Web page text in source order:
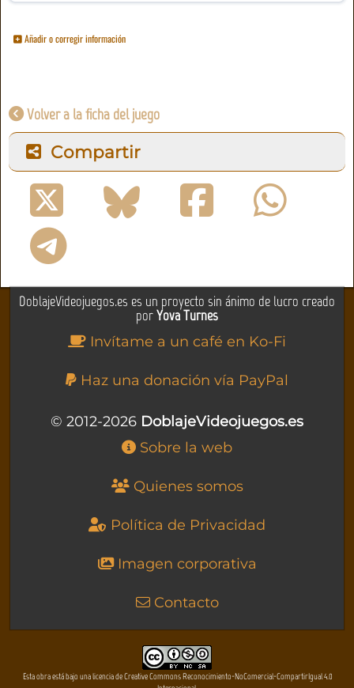
Añadir o corregir información
Volver a la ficha del juego
Compartir
DoblajeVideojuegos.es es un proyecto sin ánimo de lucro creado
porYova Turnes
Invítame a un café en Ko-Fi
Haz una donación vía PayPal
© 2012-2026 DoblajeVideojuegos.es
Sobre la web
Quienes somos
Política de Privacidad
Imagen corporativa
Contacto
Esta obra está bajo una licencia de Creative Commons Reconocimiento-NoComercial-CompartirIgual 4.0